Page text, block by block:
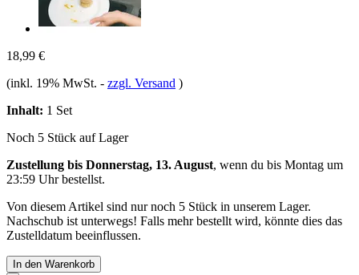
18,99 €
(inkl. 19% MwSt. - zzgl. Versand )
Inhalt: 1 Set
Noch 5 Stück auf Lager
Zustellung bis Donnerstag, 13. August, wenn du bis Montag um
23:59 Uhrbestellst.
Von diesem Artikel sind nur noch 5 Stück in unserem Lager.
Nachschub ist unterwegs! Falls mehr bestellt wird, könnte dies das
Zustelldatum beeinflussen.
In den Warenkorb